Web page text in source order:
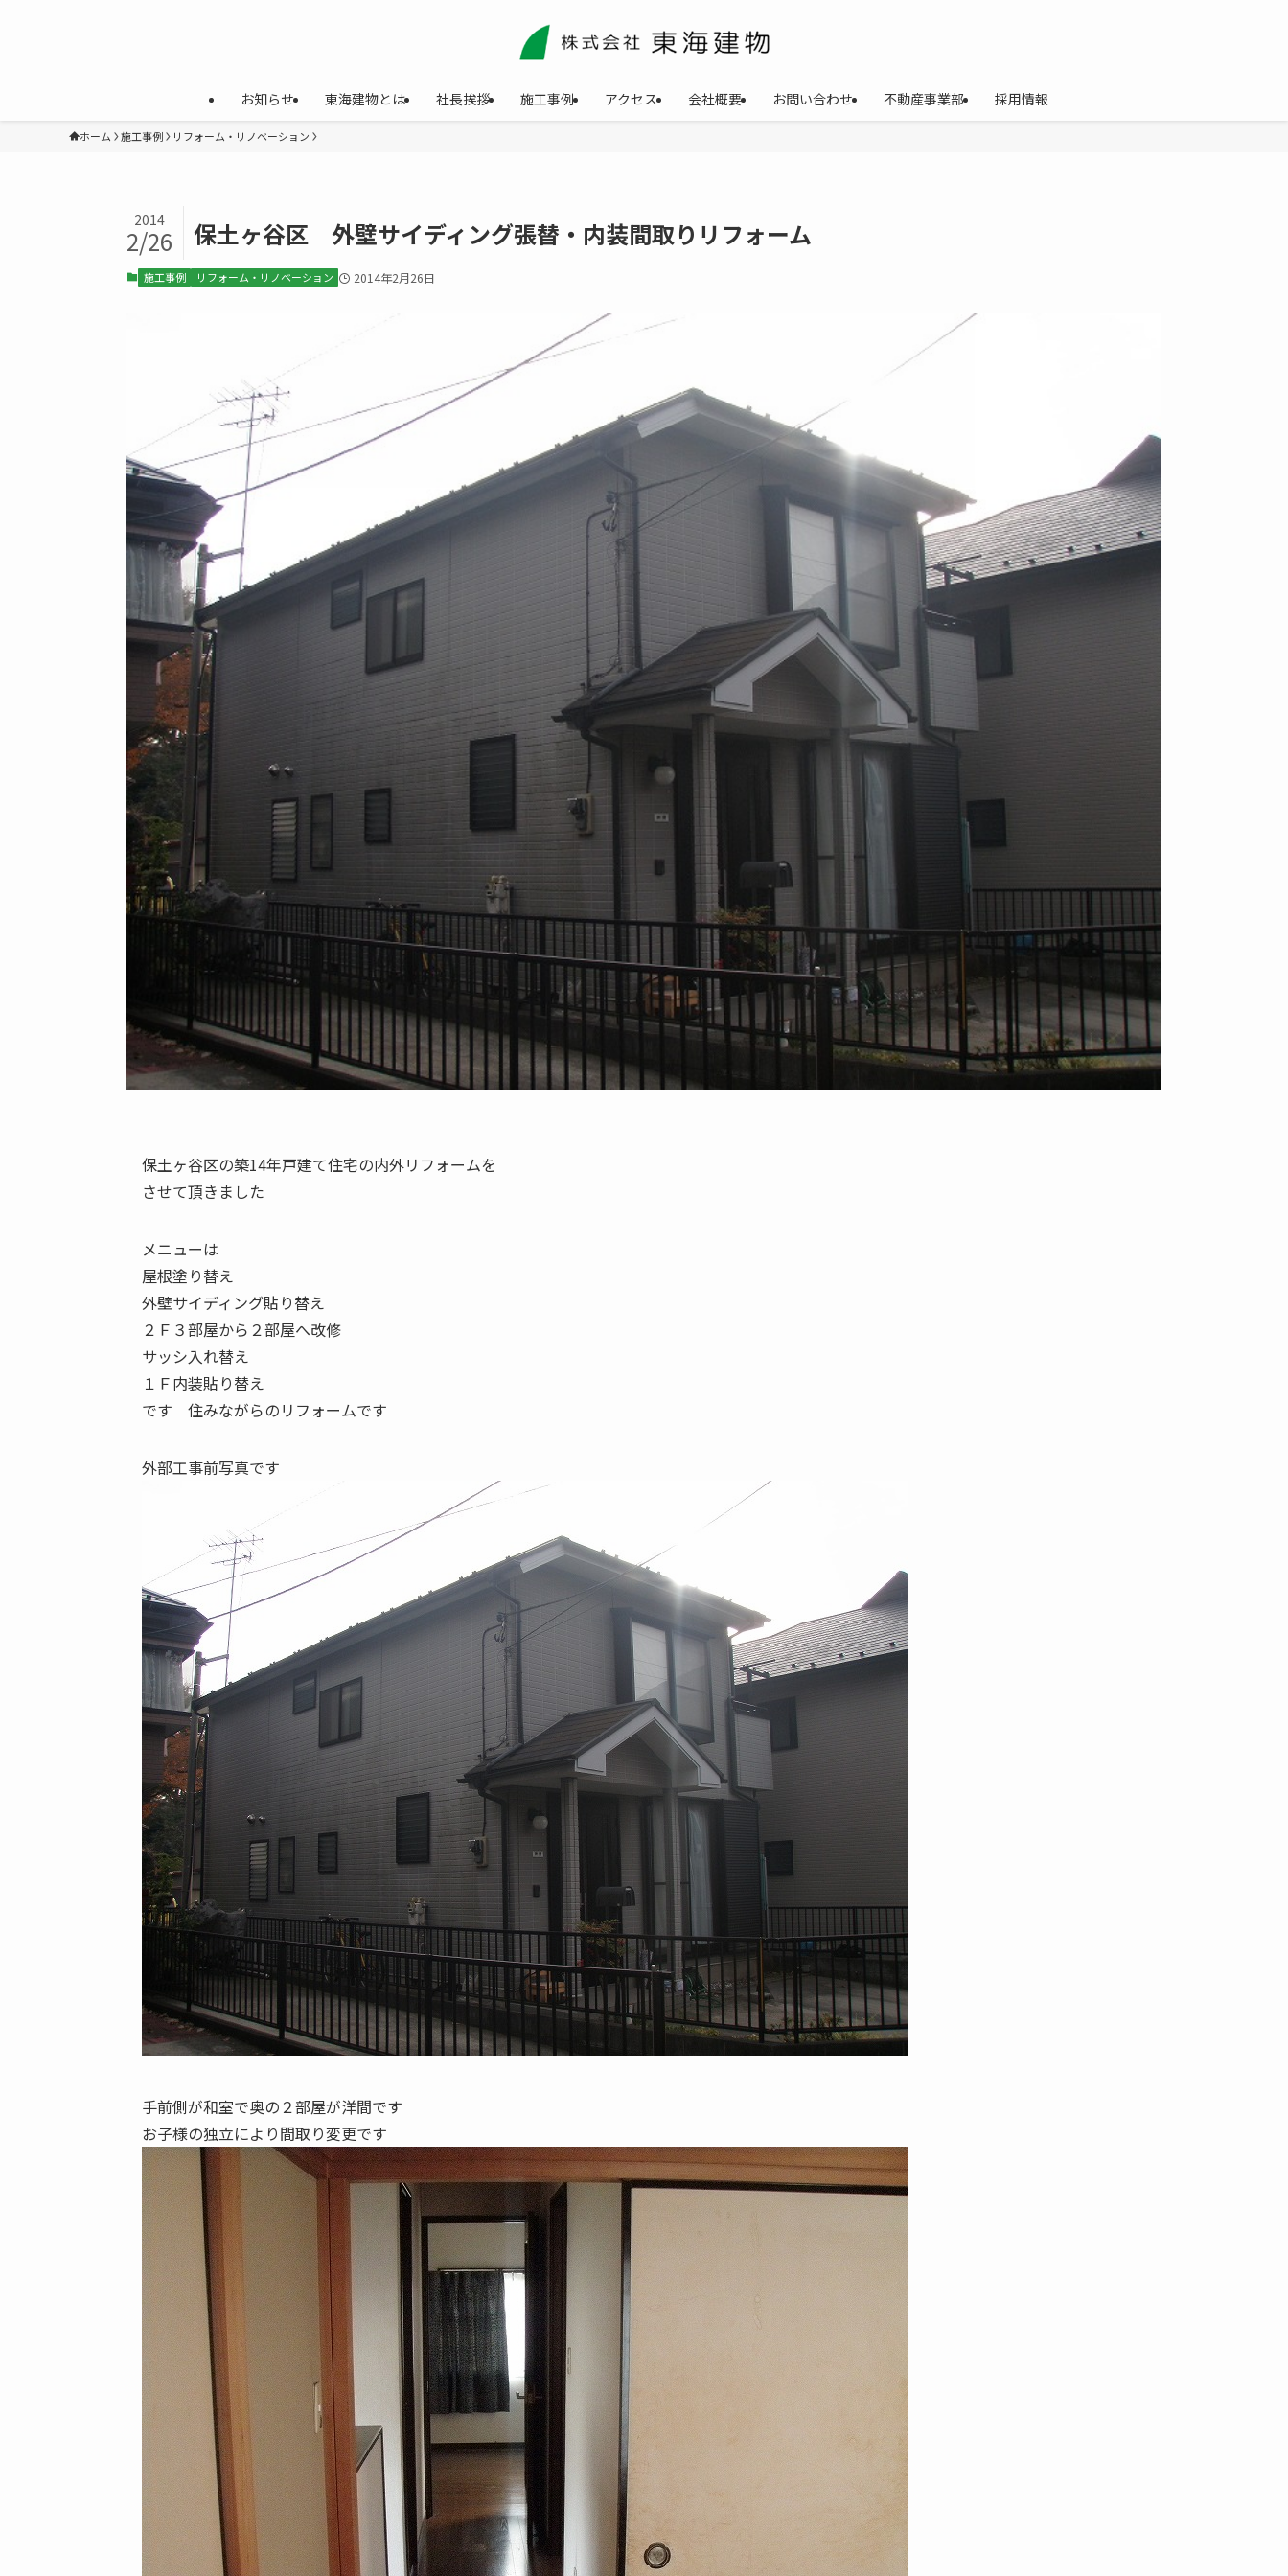
お知らせ 東海建物とは 社長挨拶 施工事例 アクセス 会社概要 お問い合わせ 不動産事業部 採用情報
ホーム 施工事例 リフォーム・リノベーション
保土ヶ谷区 外壁サイディング張替・内装間取りリフォーム
2014
2/26
施工事例 リフォーム・リノベーション 2014年2月26日
保土ヶ谷区の築14年戸建て住宅の内外リフォームを
させて頂きました
メニューは
屋根塗り替え
外壁サイディング貼り替え
２Ｆ３部屋から２部屋へ改修
サッシ入れ替え
１Ｆ内装貼り替え
です 住みながらのリフォームです
外部工事前写真です
手前側が和室で奥の２部屋が洋間です
お子様の独立により間取り変更です